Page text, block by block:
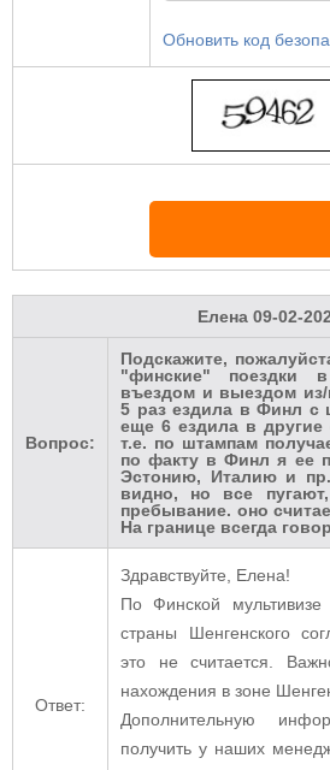
Обновить код
Елена 09-02-
Вопрос:
Подскажите,
"финские" поездки
въездом и выездом
5 раз ездила в Финл с
еще 6 ездила в
т.е. по штампам
по факту в Финл я ее
Эстонию, Италию и
видно, но все
пребывание. оно
На границе всегда
Ответ:
Здравствуйте, Елена!
По Финской
страны Шенгенского
это не считается.
нахождения в зоне
Дополнительную
получить у наших